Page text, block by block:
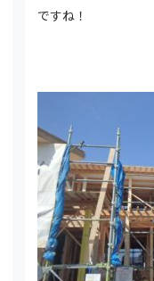
ですね！